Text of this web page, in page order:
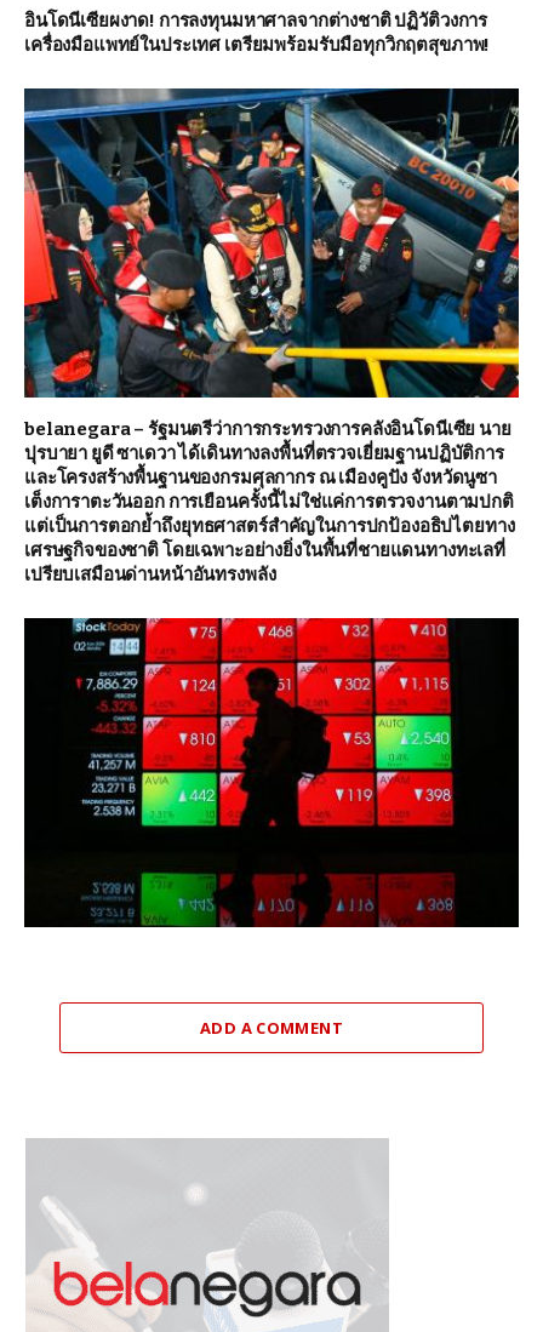
อินโดนีเซียผงาด! การลงทุนมหาศาลจากต่างชาติ ปฏิวัติวงการ
เครื่องมือแพทย์ในประเทศ เตรียมพร้อมรับมือทุกวิกฤตสุขภาพ!
belanegara – รัฐมนตรีว่าการกระทรวงการคลังอินโดนีเซีย นาย
ปุรบายา ยูดี ซาเดวา ได้เดินทางลงพื้นที่ตรวจเยี่ยมฐานปฏิบัติการ
และโครงสร้างพื้นฐานของกรมศุลกากร ณ เมืองคูปัง จังหวัดนูซา
เต็งการาตะวันออก การเยือนครั้งนี้ไม่ใช่แค่การตรวจงานตามปกติ
แต่เป็นการตอกย้ำถึงยุทธศาสตร์สำคัญในการปกป้องอธิปไตยทาง
เศรษฐกิจของชาติ โดยเฉพาะอย่างยิ่งในพื้นที่ชายแดนทางทะเลที่
เปรียบเสมือนด่านหน้าอันทรงพลัง
ADD A COMMENT